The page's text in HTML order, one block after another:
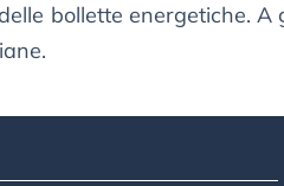
bollette energetiche.